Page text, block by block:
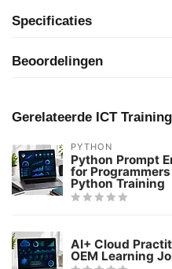
Specificaties
Beoordelingen
Gerelateerde ICT
PYTHON
Python Prompt
for
Python Training
AI+ Cloud
OEM Learning